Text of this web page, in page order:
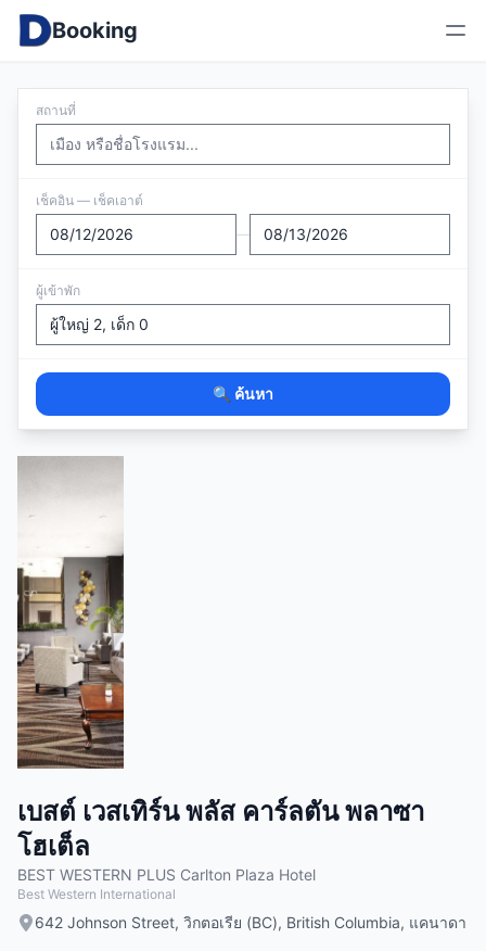
Booking
สถานที่
เช็คอิน — เช็คเอาต์
—
ผู้เข้าพัก
🔍 ค้นหา
เบสต์ เวสเทิร์น พลัส คาร์ลตัน พลาซา
โฮเต็ล
BEST WESTERN PLUS Carlton Plaza Hotel
Best Western International
642 Johnson Street, วิกตอเรีย (BC), British Columbia, แคนาดา